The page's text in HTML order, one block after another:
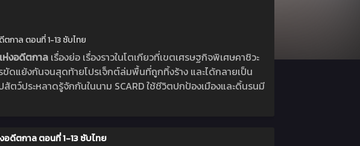
กาล ตอนที่ 1-13 ซับไทย
ห่งอดีตกาล เรื่องย่อ เรื่องราวในโตเกียวที่เขตเศรษฐกิจพิเศษคาชิวะ
ดแย้งกันจนสุดท้ายโปรเจ็กต์ล่มพื้นที่ถูกทิ้งร้าง และได้กลายเป็น
ว์ประหลาดรู้จักกันในนาม SCARD ใช้ชีวิตปกป้องเมืองและดิ้นรนมี
ดีตกาล ตอนที่ 1-13 ซับไทย